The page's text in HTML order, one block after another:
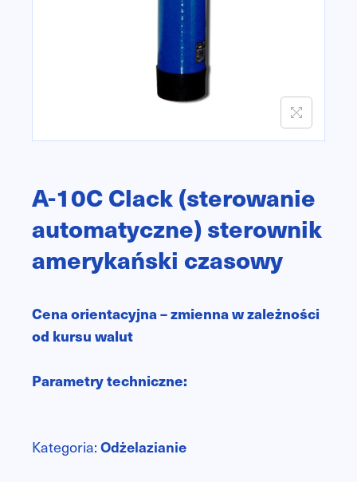
n
A-10C Clack (sterowanie
automatyczne) sterownik
amerykański czasowy
Cena orientacyjna – zmienna w zależności
od kursu walut
Parametry techniczne:
Kategoria: Odżelazianie